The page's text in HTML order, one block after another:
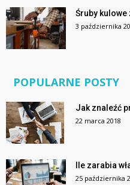
Śruby kulowe
3 października
POPULARNE POSTY
Jak znaleźć
22 marca 2018
Ile zarabia
25 października